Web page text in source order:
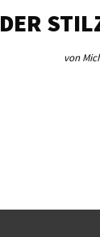
DER
von